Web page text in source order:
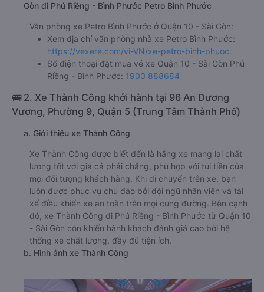
Gòn đi Phú Riềng - Bình Phước Petro Bình Phước
Văn phòng xe Petro Bình Phước ở Quận 10 - Sài Gòn:
Xem địa chỉ văn phòng nhà xe Petro Bình Phước:
https://vexere.com/vi-VN/xe-petro-binh-phuoc
Số điện thoại đặt mua vé xe Quận 10 - Sài Gòn Phú
Riềng - Bình Phước: 1900 888684
🚌 2. Xe Thành Công khởi hành tại 96 An Dương
Vương, Phường 9, Quận 5 (Trung Tâm Thành Phố)
a. Giới thiệu xe Thành Công
Xe Thành Công được biết đến là hãng xe mang lại chất
lượng tốt với giá cả phải chăng, phù hợp với túi tiền của
mọi đối tượng khách hàng. Khi di chuyển trên xe, bạn
luôn được phục vụ chu đáo bởi đội ngũ nhân viên và tài
xế điều khiển xe an toàn trên mọi cung đường. Bên cạnh
đó, xe Thành Công đi Phú Riềng - Bình Phước từ Quận 10
- Sài Gòn còn khiến hành khách đánh giá cao bởi hệ
thống xe chất lượng, đầy đủ tiện ích.
b. Hình ảnh xe Thành Công